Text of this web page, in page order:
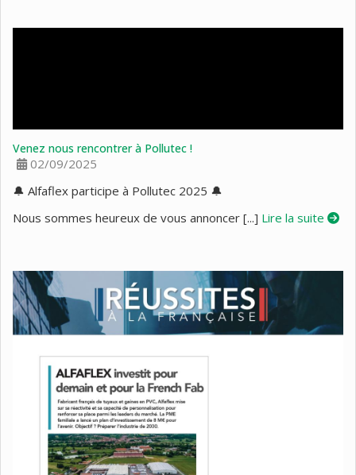
Venez nous rencontrer à Pollutec !
02/09/2025
🔔 Alfaflex participe à Pollutec 2025 🔔
Nous sommes heureux de vous annoncer [...] Lire la suite